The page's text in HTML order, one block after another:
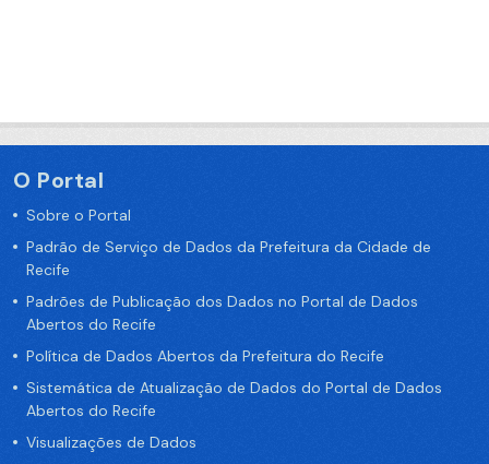
O Portal
Sobre o Portal
Padrão de Serviço de Dados da Prefeitura da Cidade de
Recife
Padrões de Publicação dos Dados no Portal de Dados
Abertos do Recife
Política de Dados Abertos da Prefeitura do Recife
Sistemática de Atualização de Dados do Portal de Dados
Abertos do Recife
Visualizações de Dados